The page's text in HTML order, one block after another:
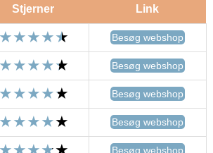
Stjerner Link
Besøg webshop
Besøg webshop
Besøg webshop
Besøg webshop
Besøg webshop